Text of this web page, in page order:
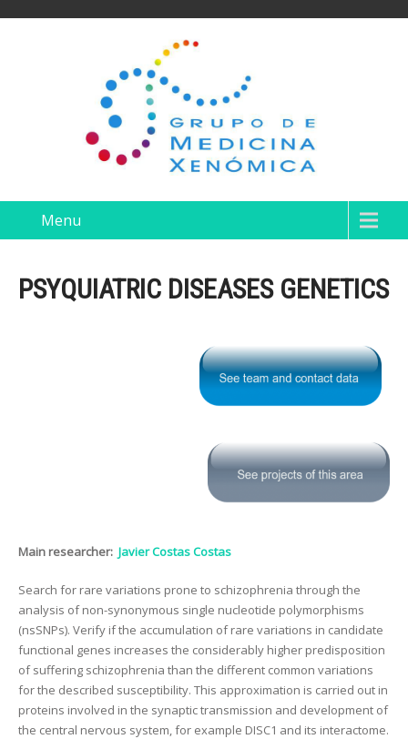
Menu
PSYQUIATRIC DISEASES GENETICS
Main researcher: Javier Costas Costas
Search for rare variations prone to schizophrenia through the
analysis of non-synonymous single nucleotide polymorphisms
(nsSNPs). Verify if the accumulation of rare variations in candidate
functional genes increases the considerably higher predisposition
of suffering schizophrenia than the different common variations
for the described susceptibility. This approximation is carried out in
proteins involved in the synaptic transmission and development of
the central nervous system, for example DISC1 and its interactome.